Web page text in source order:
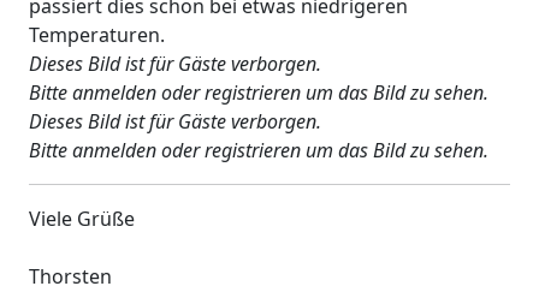
passiert dies schon bei etwas niedrigeren
Temperaturen.
Dieses Bild ist für Gäste verborgen.
Bitte anmelden oder registrieren um das Bild zu sehen.
Dieses Bild ist für Gäste verborgen.
Bitte anmelden oder registrieren um das Bild zu sehen.
Viele Grüße
Thorsten